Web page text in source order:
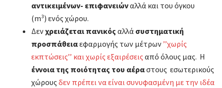
αντικειμένων- επιφανειώναλλά και του όγκου
(m³) ενός χώρου.
Δενχρειάζεται πανικός αλλά συστηματική
προσπάθειαεφαρμογής των μέτρων’’χωρίς
εκπτώσεις’’ και χωρίς εξαιρέσεις από όλους μας. Η
έννοια της ποιότητας του αέραστους εσωτερικούς
χώρουςδεν πρέπει να είναι συνυφασμένη με την ιδέα